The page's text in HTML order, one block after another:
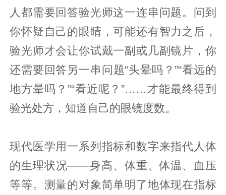
人都需要回答验光师这一连串问题。问到
你怀疑自己的眼睛，可能还有智力之后，
验光师才会让你试戴一副或几副镜片，你
还需要回答另一串问题“头晕吗？”“看远的
地方晕吗？”“看近呢？”……才能最终得到
验光处方，知道自己的眼镜度数。
现代医学用一系列指标和数字来指代人体
的生理状况——身高、体重、体温、血压
等等。测量的对象简单明了地体现在指标